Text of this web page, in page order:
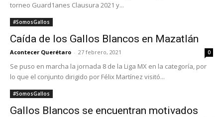
torneo Guard1anes Clausura 2021 y...
#SomosGallos
Caída de los Gallos Blancos en Mazatlán
Acontecer Querétaro - 27 febrero, 2021 0
Se puso en marcha la jornada 8 de la Liga MX en la categoría, por
lo que el conjunto dirigido por Félix Martínez visitó...
#SomosGallos
Gallos Blancos se encuentran motivados